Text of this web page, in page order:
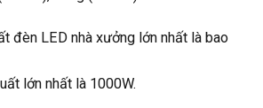
đèn LED nhà xưởng lớn nhất là bao
lớn nhất là 1000W.